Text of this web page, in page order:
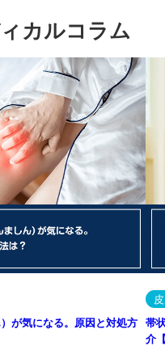
カルコラム
が気になる。原因と対処方 帯
介